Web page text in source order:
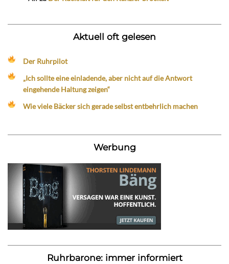
Aktuell oft gelesen
Der Ruhrpilot
„Ich sollte eine einladende, aber nicht auf die Antwort
eingehende Haltung zeigen“
Wie viele Bäcker sich gerade selbst entbehrlich machen
Werbung
Ruhrbarone: immer informiert